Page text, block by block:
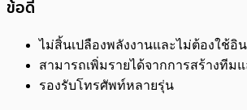
ข้อดี
ไม่สิ้นเปลืองพลังงานและไม่ต้องใช้อิ
สามารถเพิ่มรายได้จากการสร้างทีม
รองรับโทรศัพท์หลายรุ่น